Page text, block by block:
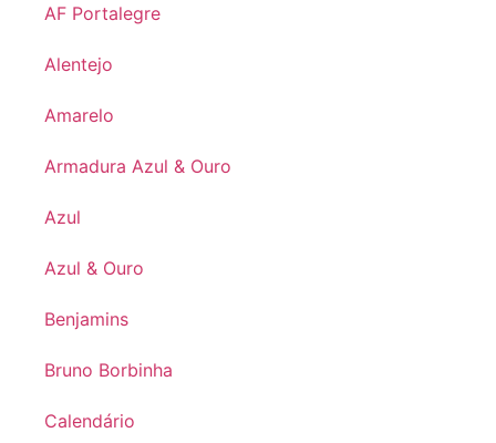
AF Portalegre
Alentejo
Amarelo
Armadura Azul & Ouro
Azul
Azul & Ouro
Benjamins
Bruno Borbinha
Calendário